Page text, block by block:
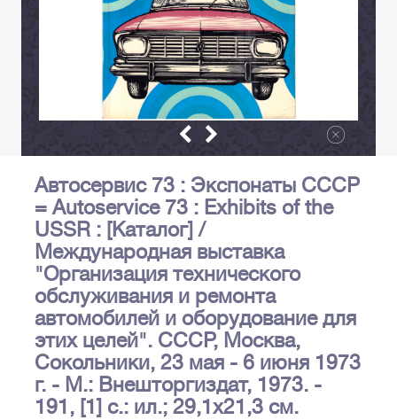
Автосервис 73 : Экспонаты СССР
= Autoservice 73 : Exhibits of the
USSR : [Каталог] /
Международная выставка
"Организация технического
обслуживания и ремонта
автомобилей и оборудование для
этих целей". СССР, Москва,
Сокольники, 23 мая - 6 июня 1973
г. - М.: Внешторгиздат, 1973. -
191, [1] с.: ил.; 29,1х21,3 см.